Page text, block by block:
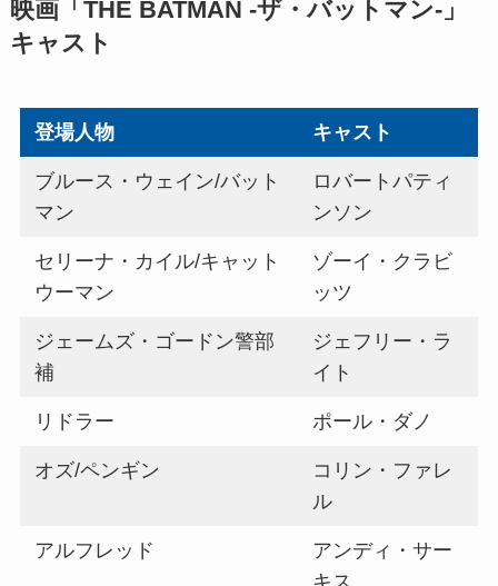
映画「THE BATMAN -ザ・バットマン-」
キャスト
登場人物 キャスト
ブルース・ウェイン/バット
マン
ロバートパティ
ンソン
セリーナ・カイル/キャット
ウーマン
ゾーイ・クラビ
ッツ
ジェームズ・ゴードン警部
補
ジェフリー・ラ
イト
リドラー ポール・ダノ
オズ/ペンギン
コリン・ファレ
ル
アルフレッド
アンディ・サー
キス